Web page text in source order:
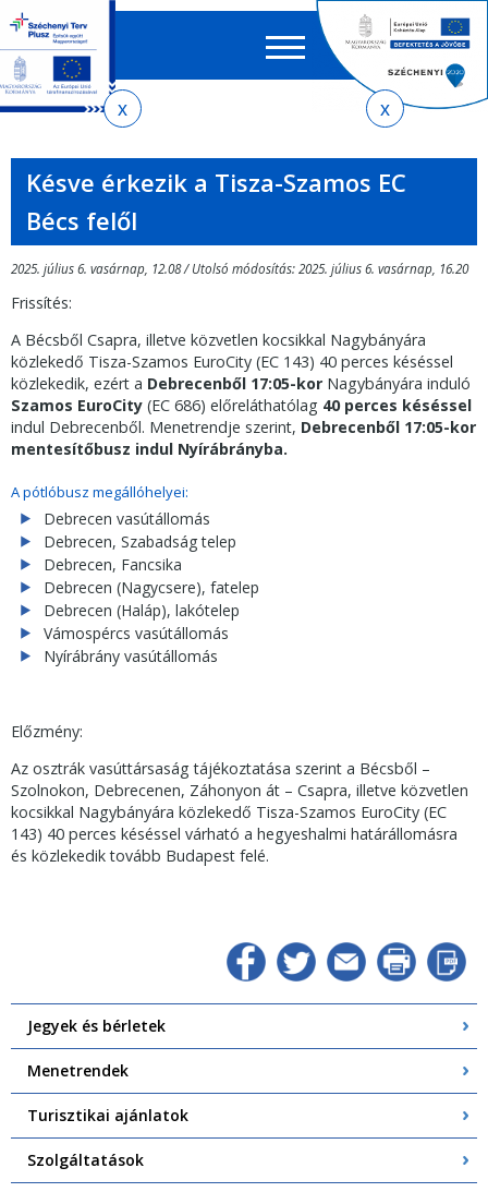
menetrendkeresőhöz
almenühöz
tartalomra
oldaltérképre
EN HU
űrlap
Késve érkezik a Tisza-Szamos EC
Bécs felől
2025. július 6. vasárnap, 12.08 / Utolsó módosítás: 2025. július 6. vasárnap, 16.20
Frissítés:
A Bécsből Csapra, illetve közvetlen kocsikkal Nagybányára
közlekedő Tisza-Szamos EuroCity (EC 143) 40 perces késéssel
közlekedik, ezért a Debrecenből 17:05-kor Nagybányára induló
Szamos EuroCity (EC 686) előreláthatólag 40 perces késéssel
indul Debrecenből. Menetrendje szerint, Debrecenből 17:05-kor
mentesítőbusz indul Nyírábrányba.
A pótlóbusz megállóhelyei:
Debrecen vasútállomás
Debrecen, Szabadság telep
Debrecen, Fancsika
Debrecen (Nagycsere), fatelep
Debrecen (Haláp), lakótelep
Vámospércs vasútállomás
Nyírábrány vasútállomás
Előzmény:
Az osztrák vasúttársaság tájékoztatása szerint a Bécsből –
Szolnokon, Debrecenen, Záhonyon át – Csapra, illetve közvetlen
kocsikkal Nagybányára közlekedő Tisza-Szamos EuroCity (EC
143) 40 perces késéssel várható a hegyeshalmi határállomásra
és közlekedik tovább Budapest felé.
Jegyek és bérletek
Menetrendek
Turisztikai ajánlatok
Szolgáltatások